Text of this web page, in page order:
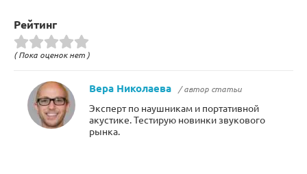
Рейтинг
( Пока оценок нет )
Вера Николаева / автор статьи
Эксперт по наушникам и портативной
акустике. Тестирую новинки звукового
рынка.